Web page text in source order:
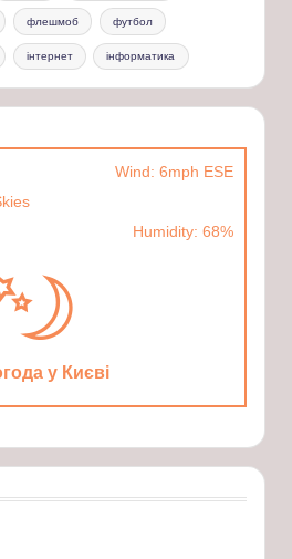
флешмоб футбол
інтернет інформатика
Wind: 6mph ESE
Humidity: 68%
у Києві